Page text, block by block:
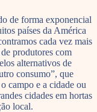
de forma exponencial
países da América
cada vez mais
produtores com
alternativos de
consumo”, que
campo e a cidade ou
cidades em hortas
local.